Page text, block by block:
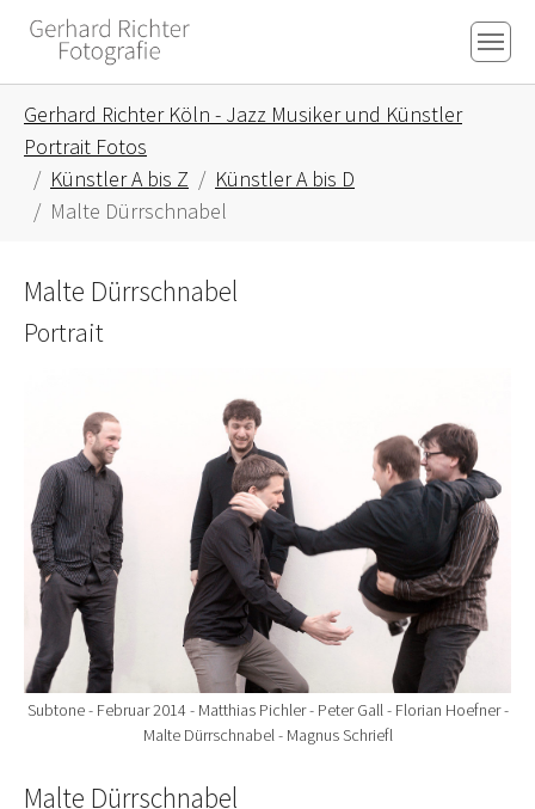
Skip to main content
Skip to page footer
Gerhard Richter Köln - Jazz Musiker und Künstler
Portrait Fotos
Künstler A bis Z
Künstler A bis D
Malte Dürrschnabel
Malte Dürrschnabel
Portrait
Subtone - Februar 2014 - Matthias Pichler - Peter Gall - Florian Hoefner -
Malte Dürrschnabel - Magnus Schriefl
Malte Dürrschnabel